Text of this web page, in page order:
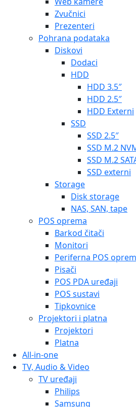
NAS, SAN, tape
POS oprema
Barkod čitači
Monitori
Periferna POS oprema
Pisači
POS PDA uređaji
POS sustavi
Tipkovnice
Projektori i platna
Projektori
Platna
TV, Audio & Video
TV uređaji
Philips
Samsung
LG
Sony
Nosači za televizore
Audio & Hi-Fi
Micro & mini-linije
Slušalice
Zvučnici
Baterije i punjači
Kablovi
Pribor
Baterije
Bljeskalice
Kamere
Video nadzor
Akcijske kamere
Kućanski aparati